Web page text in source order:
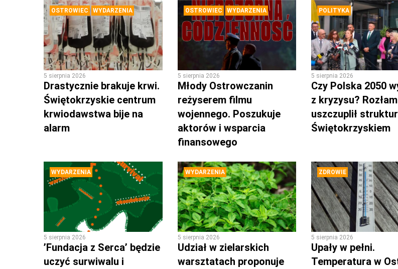
OSTROWIEC WYDARZENIA
5 sierpnia 2026
Drastycznie brakuje krwi.
Świętokrzyskie centrum
krwiodawstwa bije na
alarm
OSTROWIEC WYDARZENIA
5 sierpnia 2026
Młody Ostrowczanin
reżyserem filmu
wojennego. Poszukuje
aktorów i wsparcia
finansowego
POLITYKA
5 sierpnia 2026
Czy Polska 2050
z kryzysu? Rozłam
uszczuplił
Świętokrzyskiem
WYDARZENIA
5 sierpnia 2026
’Fundacja z Serca’ będzie
uczyć surwiwalu i
WYDARZENIA
5 sierpnia 2026
Udział w zielarskich
warsztatach proponuje
ZDROWIE
5 sierpnia 2026
Upały w pełni.
Temperatura w